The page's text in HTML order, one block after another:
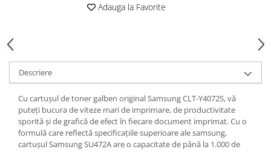
Adauga la Favorite
Descriere
Cu cartușul de toner galben original Samsung CLT-Y4072S, vă
puteți bucura de viteze mari de imprimare, de productivitate
sporită și de grafică de efect în fiecare document imprimat. Cu o
formulă care reflectă specificațiile superioare ale samsung,
cartușul Samsung SU472A are o capacitate de până la 1.000 de